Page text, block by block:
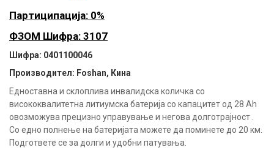
Партиципација: 0%
ФЗОМ Шифра: 3107
Шифра: 0401100046
Производител: Foshan, Кина
Едноставна и склоплива инвалидска количка со
висококвалитетна литиумска батерија со капацитет од 28 Ah
овозможува прецизно управување и негова долготрајност .
Со едно полнење на батеријата можете да поминете до 20 км.
Подгответе се за долги и удобни патувања.